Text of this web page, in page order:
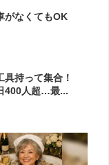
がなくてもOK
持って集合！
400人超…最...